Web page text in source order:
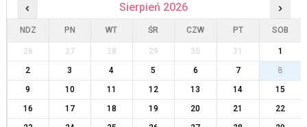
‹ Sierpień 2026 ›
NDZ PN WT ŚR CZW PT SOB
26 27 28 29 30 31
1
2
3 4 5 6 7
8
9
10 11 12 13 14
15
16
17 18 19 20 21
22